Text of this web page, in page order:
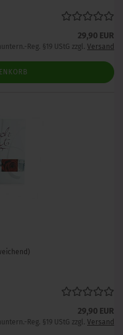
29,90 EUR
Reg. §19 UStG zzgl. Versand
29,90 EUR
Reg. §19 UStG zzgl. Versand